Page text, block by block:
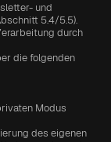
und
5.4/5.5).
durch
die folgenden
Modus
des eigenen